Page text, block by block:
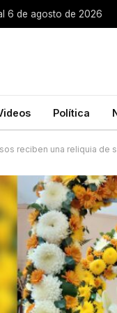
6 de agosto de 2026
Política
reciben una reliquia de